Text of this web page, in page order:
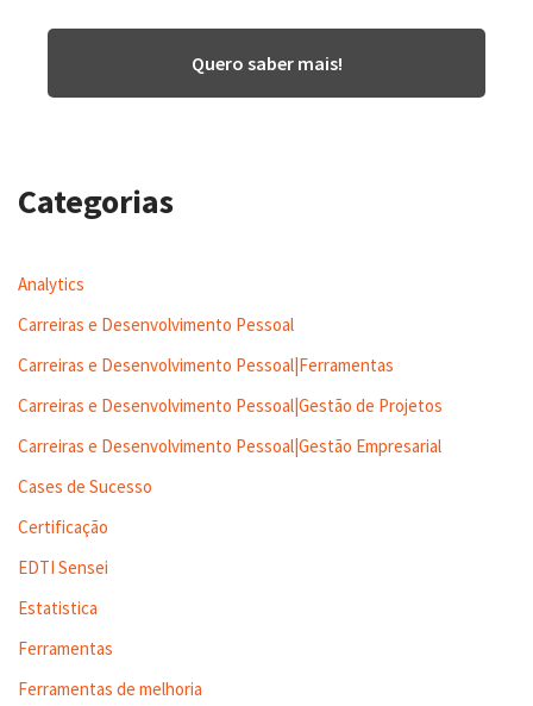
Quero saber mais!
Categorias
Analytics
Carreiras e Desenvolvimento Pessoal
Carreiras e Desenvolvimento Pessoal|Ferramentas
Carreiras e Desenvolvimento Pessoal|Gestão de Projetos
Carreiras e Desenvolvimento Pessoal|Gestão Empresarial
Cases de Sucesso
Certificação
EDTI Sensei
Estatistica
Ferramentas
Ferramentas de melhoria